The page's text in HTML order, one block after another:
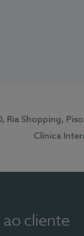
Ria Shopping,
Clínica
cliente